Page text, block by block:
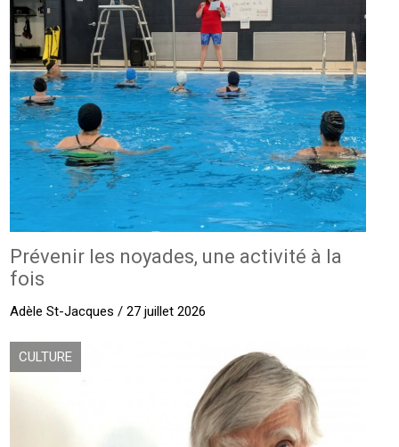
Prévenir les noyades, une activité à la
fois
Adèle St-Jacques / 27 juillet 2026
CULTURE